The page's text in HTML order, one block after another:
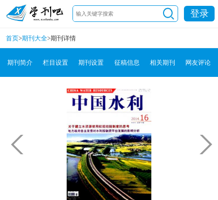
登录
首页>期刊大全>期刊详情
期刊简介 栏目设置 期刊设置 征稿信息 相关期刊 网友评论